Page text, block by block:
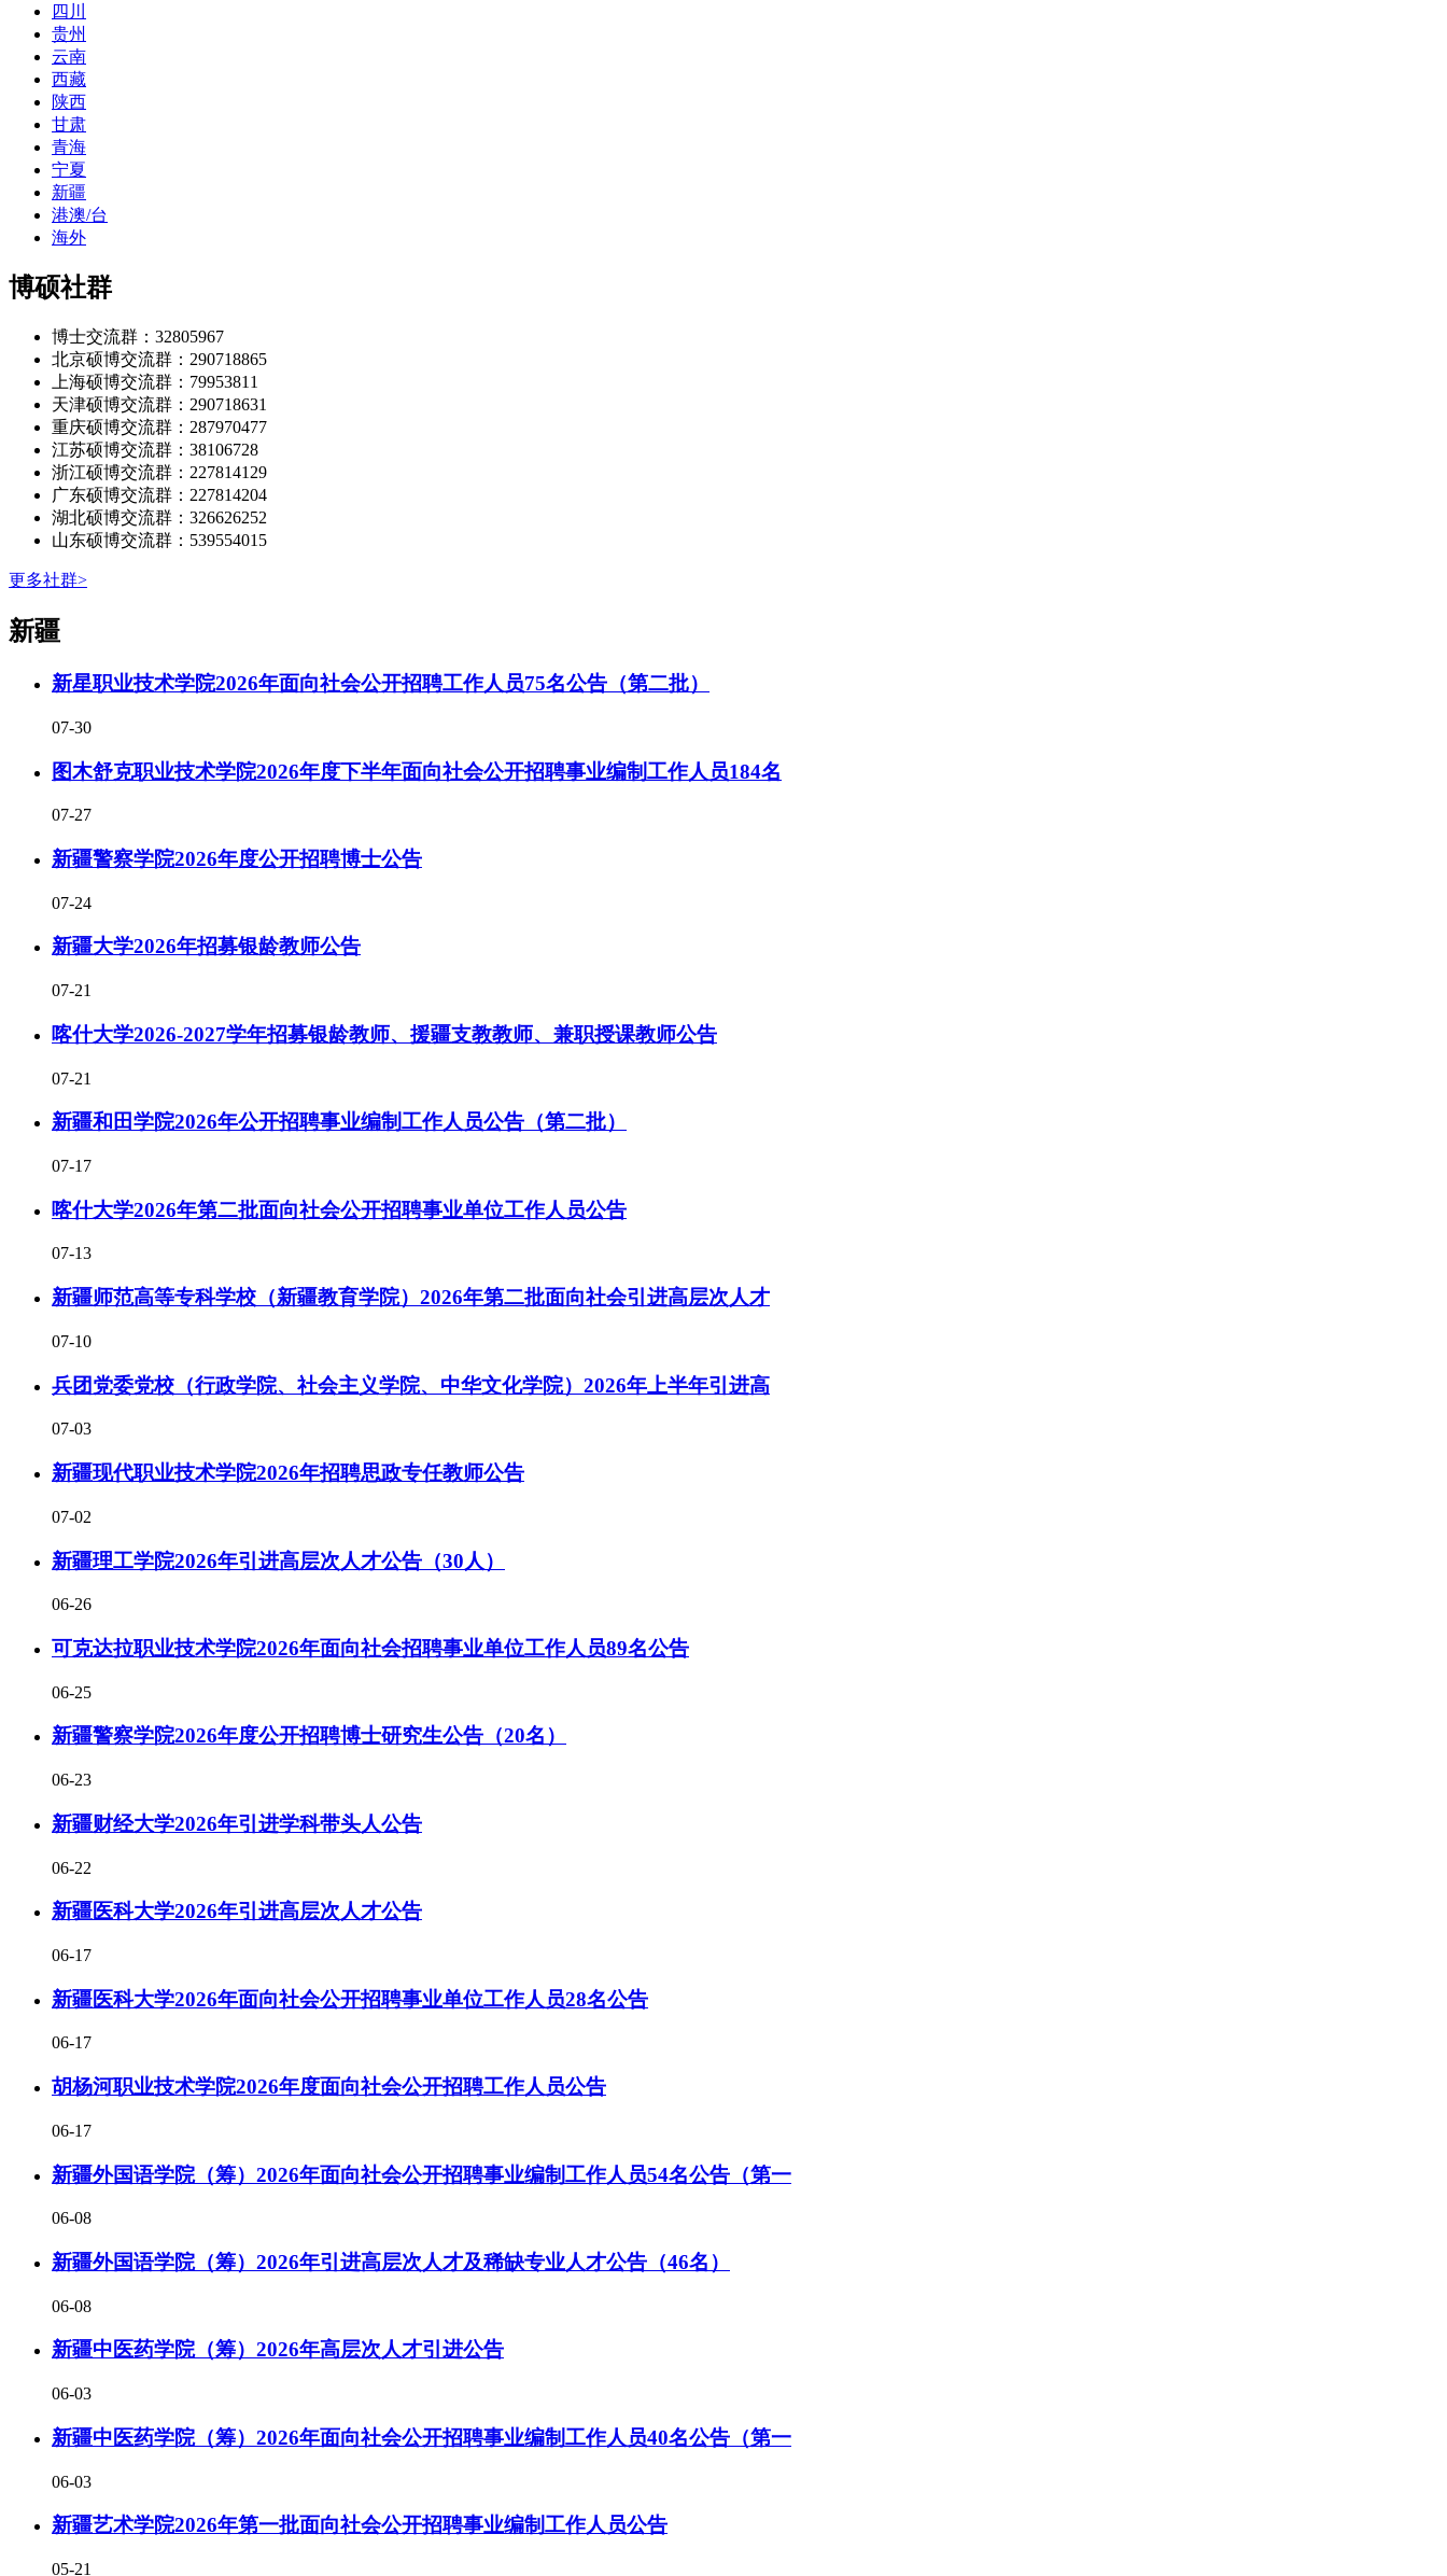
四川
贵州
云南
西藏
陕西
甘肃
青海
宁夏
新疆
港澳/台
海外
博硕社群
博士交流群：32805967
北京硕博交流群：290718865
上海硕博交流群：79953811
天津硕博交流群：290718631
重庆硕博交流群：287970477
江苏硕博交流群：38106728
浙江硕博交流群：227814129
广东硕博交流群：227814204
湖北硕博交流群：326626252
山东硕博交流群：539554015
更多社群>
新疆
新星职业技术学院2026年面向社会公开招聘工作人员75名公告（第二批）
07-30
图木舒克职业技术学院2026年度下半年面向社会公开招聘事业编制工作人员184名
07-27
新疆警察学院2026年度公开招聘博士公告
07-24
新疆大学2026年招募银龄教师公告
07-21
喀什大学2026-2027学年招募银龄教师、援疆支教教师、兼职授课教师公告
07-21
新疆和田学院2026年公开招聘事业编制工作人员公告（第二批）
07-17
喀什大学2026年第二批面向社会公开招聘事业单位工作人员公告
07-13
新疆师范高等专科学校（新疆教育学院）2026年第二批面向社会引进高层次人才
07-10
兵团党委党校（行政学院、社会主义学院、中华文化学院）2026年上半年引进高
07-03
新疆现代职业技术学院2026年招聘思政专任教师公告
07-02
新疆理工学院2026年引进高层次人才公告（30人）
06-26
可克达拉职业技术学院2026年面向社会招聘事业单位工作人员89名公告
06-25
新疆警察学院2026年度公开招聘博士研究生公告（20名）
06-23
新疆财经大学2026年引进学科带头人公告
06-22
新疆医科大学2026年引进高层次人才公告
06-17
新疆医科大学2026年面向社会公开招聘事业单位工作人员28名公告
06-17
胡杨河职业技术学院2026年度面向社会公开招聘工作人员公告
06-17
新疆外国语学院（筹）2026年面向社会公开招聘事业编制工作人员54名公告（第一
06-08
新疆外国语学院（筹）2026年引进高层次人才及稀缺专业人才公告（46名）
06-08
新疆中医药学院（筹）2026年高层次人才引进公告
06-03
新疆中医药学院（筹）2026年面向社会公开招聘事业编制工作人员40名公告（第一
06-03
新疆艺术学院2026年第一批面向社会公开招聘事业编制工作人员公告
05-21